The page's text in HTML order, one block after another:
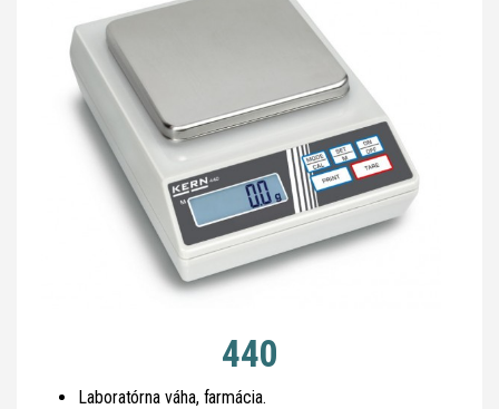
440
Laboratórna váha, farmácia.